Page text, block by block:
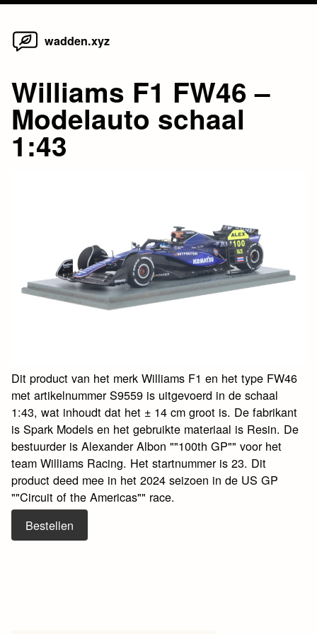
Skip
wadden.xyz
Williams F1 FW46 –
Modelauto schaal
1:43
Dit product van het merk Williams F1 en het type FW46
met artikelnummer S9559 is uitgevoerd in de schaal
1:43, wat inhoudt dat het ± 14 cm groot is. De fabrikant
is Spark Models en het gebruikte materiaal is Resin. De
bestuurder is Alexander Albon ""100th GP"" voor het
team Williams Racing. Het startnummer is 23. Dit
product deed mee in het 2024 seizoen in de US GP
""Circuit of the Americas"" race.
Bestellen